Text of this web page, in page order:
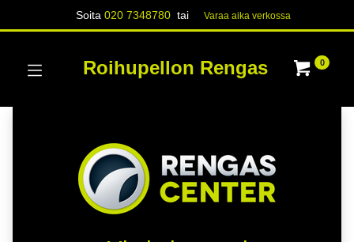
Soita020 7348780 tai Varaa aika verk​​​​ossa
Roihupellon Rengas 0